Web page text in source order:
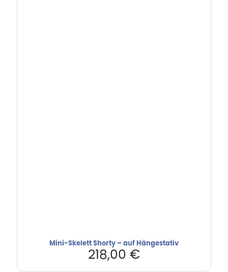
Mini-Skelett Shorty – auf Hängestativ
218,00 €